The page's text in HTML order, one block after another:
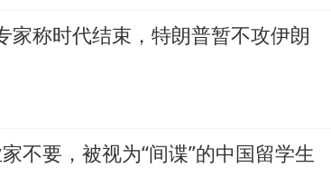
家称时代结束，特朗普暂不攻伊朗
不要，被视为“间谍”的中国留学生